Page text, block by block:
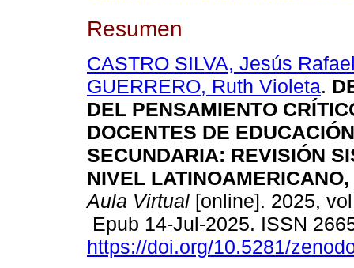
Resumen
CASTRO SILVA, Jesús
GUERRERO, Ruth Violeta.
DEL PENSAMIENTO
DOCENTES DE EDUCACIÓN
SECUNDARIA: REVISIÓN
NIVEL
Aula Virtual [online]. 2025,
Epub 14-Jul-2025. ISSN
https://doi.org/10.5281/